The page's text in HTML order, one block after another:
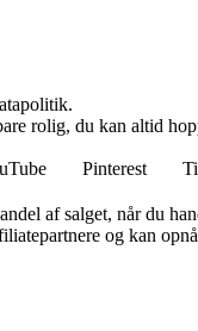
rolig, du kan altid
Pinterest
af salget, når du
og kan